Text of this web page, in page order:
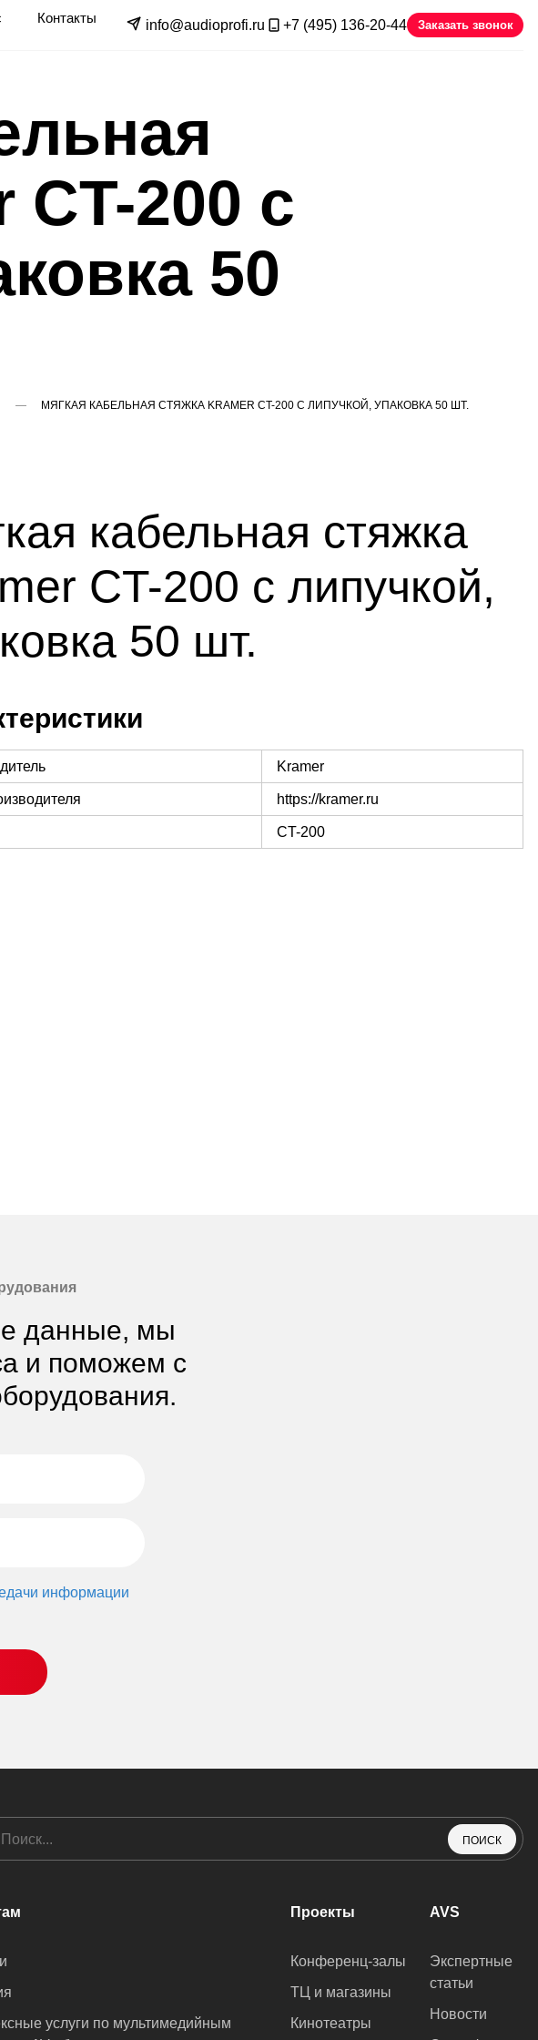
Контакты info@audioprofi.ru +7 (495) 136-20-44 Заказать звонок
CT-200 с
50
МЯГКАЯ КАБЕЛЬНАЯ СТЯЖКА KRAMER CT-200 С ЛИПУЧКОЙ, УПАКОВКА 50 ШТ.
кабельная стяжка
CT-200 с липучкой,
50 шт.
Kramer
https://kramer.ru
CT-200
данные, мы
и поможем с
информации
ПОИСК
услуги по мультимедийным
Проекты
Конференц-залы
ТЦ и магазины
Кинотеатры
AVS
Экспертные
статьи
Новости